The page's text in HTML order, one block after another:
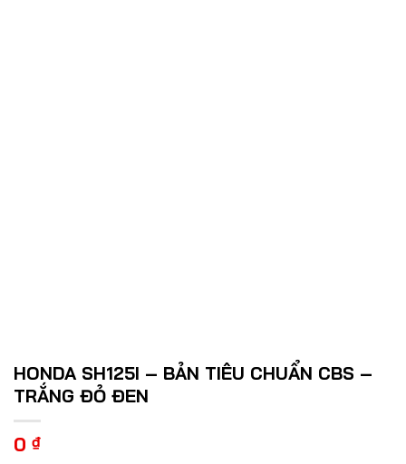
HONDA SH125I – BẢN TIÊU CHUẨN CBS –
TRẮNG ĐỎ ĐEN
0 ₫